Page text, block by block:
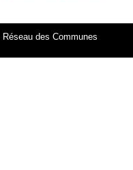
des Communes